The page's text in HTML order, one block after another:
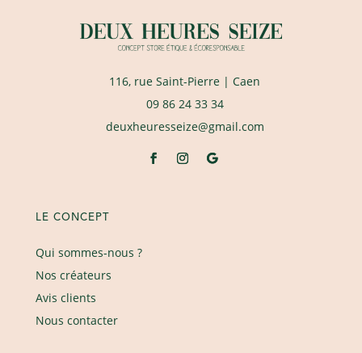
116, rue Saint-Pierre | Caen
09 86 24 33 34
deuxheuresseize@gmail.com
LE CONCEPT
Qui sommes-nous ?
Nos créateurs
Avis clients
Nous contacter